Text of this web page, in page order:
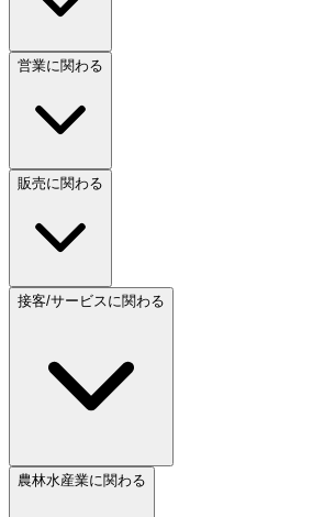
営業に関わる
販売に関わる
接客/サービスに関わる
農林水産業に関わる